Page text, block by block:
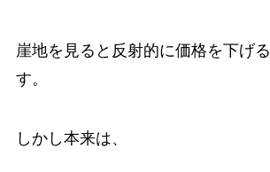
崖地を見ると反射的に価格を下げ
す。
しかし本来は、